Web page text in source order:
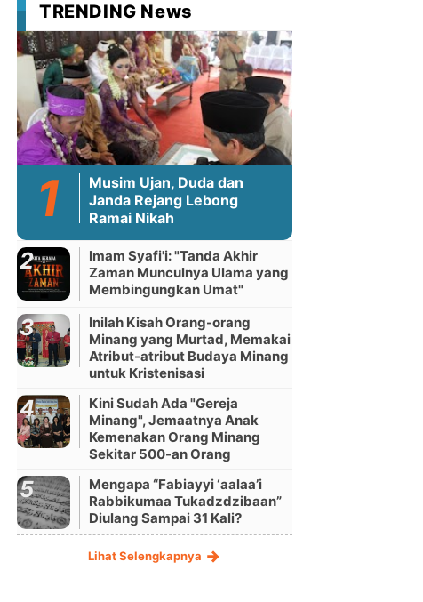
TRENDING News
Musim Ujan, Duda dan
Janda Rejang Lebong
Ramai Nikah
Imam Syafi'i: "Tanda Akhir
Zaman Munculnya Ulama yang
Membingungkan Umat"
Inilah Kisah Orang-orang
Minang yang Murtad, Memakai
Atribut-atribut Budaya Minang
untuk Kristenisasi
Kini Sudah Ada "Gereja
Minang", Jemaatnya Anak
Kemenakan Orang Minang
Sekitar 500-an Orang
Mengapa “Fabiayyi ‘aalaa’i
Rabbikumaa Tukadzdzibaan”
Diulang Sampai 31 Kali?
Lihat Selengkapnya